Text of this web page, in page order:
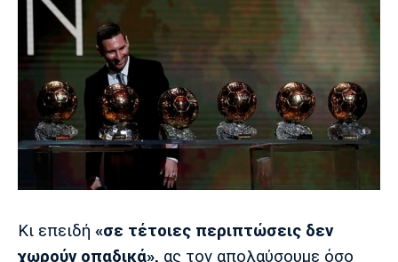
Κι επειδή «σε τέτοιες περιπτώσεις δεν
χωρούν οπαδικά», ας τον απολαύσουμε όσο